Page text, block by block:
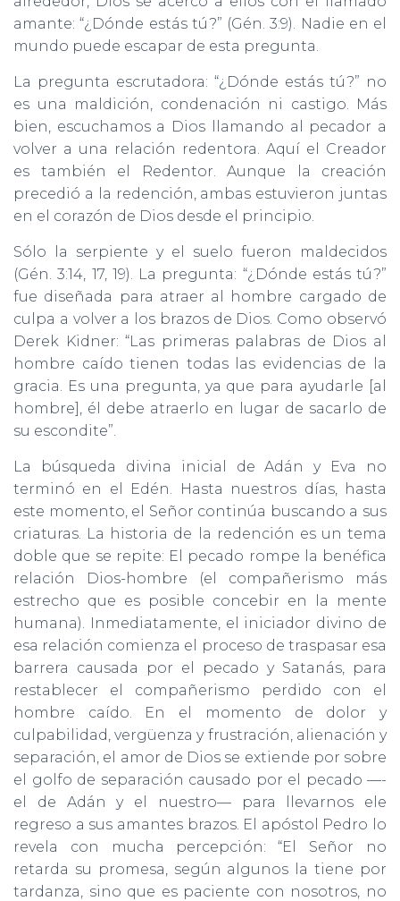
amante: “¿Dónde estás tú?” (Gén. 3:9). Nadie en el
mundo puede escapar de esta pregunta.
La pregunta escrutadora: “¿Dónde estás tú?” no
es una maldición, condenación ni castigo. Más
bien, escuchamos a Dios llamando al pecador a
volver a una relación redentora. Aquí el Creador
es también el Redentor. Aunque la creación
precedió a la redención, ambas estuvieron juntas
en el corazón de Dios desde el principio.
Sólo la serpiente y el suelo fueron maldecidos
(Gén. 3:14, 17, 19). La pregunta: “¿Dónde estás tú?”
fue diseñada para atraer al hombre cargado de
culpa a volver a los brazos de Dios. Como observó
Derek Kidner: “Las primeras palabras de Dios al
hombre caído tienen todas las evidencias de la
gracia. Es una pregunta, ya que para ayudarle [al
hombre], él debe atraerlo en lugar de sacarlo de
su escondite”.
La búsqueda divina inicial de Adán y Eva no
terminó en el Edén. Hasta nuestros días, hasta
este momento, el Señor continúa buscando a sus
criaturas. La historia de la redención es un tema
doble que se repite: El pecado rompe la benéfica
relación Dios-hombre (el compañerismo más
estrecho que es posible concebir en la mente
humana). Inmediatamente, el iniciador divino de
esa relación comienza el proceso de traspasar esa
barrera causada por el pecado y Satanás, para
restablecer el compañerismo perdido con el
hombre caído. En el momento de dolor y
culpabilidad, vergüenza y frustración, alienación y
separación, el amor de Dios se extiende por sobre
el golfo de separación causado por el pecado —-
el de Adán y el nuestro— para llevarnos ele
regreso a sus amantes brazos. El apóstol Pedro lo
revela con mucha percepción: “El Señor no
retarda su promesa, según algunos la tiene por
tardanza, sino que es paciente con nosotros, no